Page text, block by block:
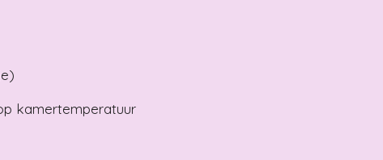
kamertemperatuur